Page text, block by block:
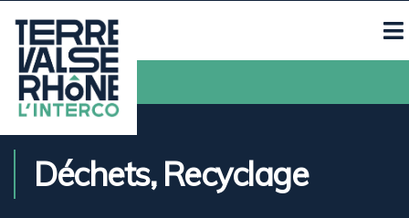
Contacts
Déchets, Recyclage